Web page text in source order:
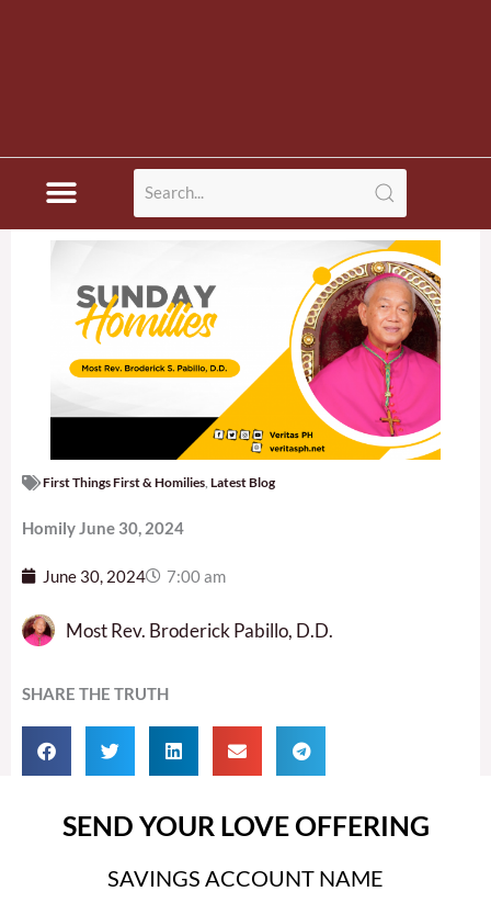
First Things First & Homilies Latest Blog
Homily June 30, 2024
June 30, 2024 7:00 am
Most Rev. Broderick Pabillo, D.D.
SHARE THE TRUTH
SEND YOUR LOVE OFFERING
SAVINGS ACCOUNT NAME